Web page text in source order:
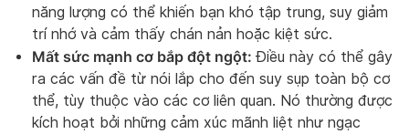
năng lượng có thể khiến bạn khó tập trung, suy giảm
trí nhớ và cảm thấy chán nản hoặc kiệt sức.
Mất sức mạnh cơ bắp đột ngột: Điều này có thể gây
ra các vấn đề từ nói lắp cho đến suy sụp toàn bộ cơ
thể, tùy thuộc vào các cơ liên quan. Nó thường được
kích hoạt bởi những cảm xúc mãnh liệt như ngạc